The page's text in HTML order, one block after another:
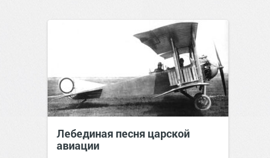
Лебединая песня царской
авиации